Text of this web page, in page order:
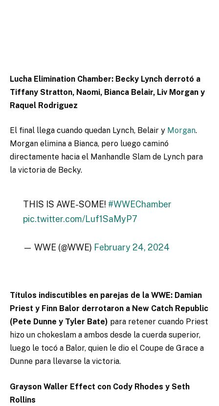
Lucha Elimination Chamber: Becky Lynch derrotó a
Tiffany Stratton, Naomi, Bianca Belair, Liv Morgan y
Raquel Rodriguez
El final llega cuando quedan Lynch, Belair y Morgan.
Morgan elimina a Bianca, pero luego caminó
directamente hacia el Manhandle Slam de Lynch para
la victoria de Becky.
THIS IS AWE-SOME! #WWEChamber
pic.twitter.com/Luf1SaMyP7
— WWE (@WWE) February 24, 2024
Títulos indiscutibles en parejas de la WWE: Damian
Priest y Finn Balor derrotaron a New Catch Republic
(Pete Dunne y Tyler Bate) para retener cuando Priest
hizo un chokeslam a ambos desde la cuerda superior,
luego le tocó a Balor, quien le dio el Coupe de Grace a
Dunne para llevarse la victoria.
Grayson Waller Effect con Cody Rhodes y Seth
Rollins